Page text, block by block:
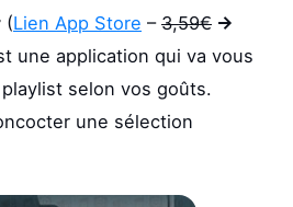
(Lien App Store – 3,59€ ->
une application qui va vous
selon vos goûts.
une sélection